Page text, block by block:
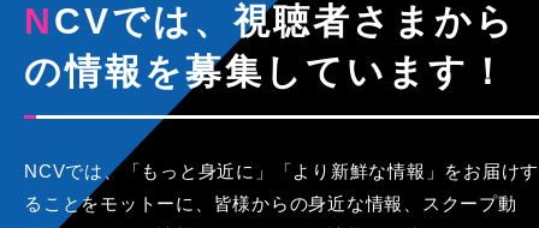
NCVでは、視聴者さまから
の情報を募集しています！
NCVでは、「もっと身近に」「より新鮮な情報」をお届けす
ることをモットーに、皆様からの身近な情報、スクープ動